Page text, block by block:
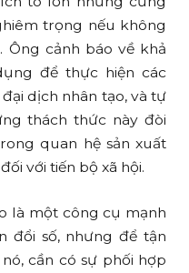
trọng nếu không
Ông cảnh báo về khả
để thực hiện các
dịch nhân tạo, và tự
thách thức này đòi
quan hệ sản xuất
với tiến bộ xã hội.
là một công cụ mạnh
đổi số, nhưng để tận
cần có sự phối hợp